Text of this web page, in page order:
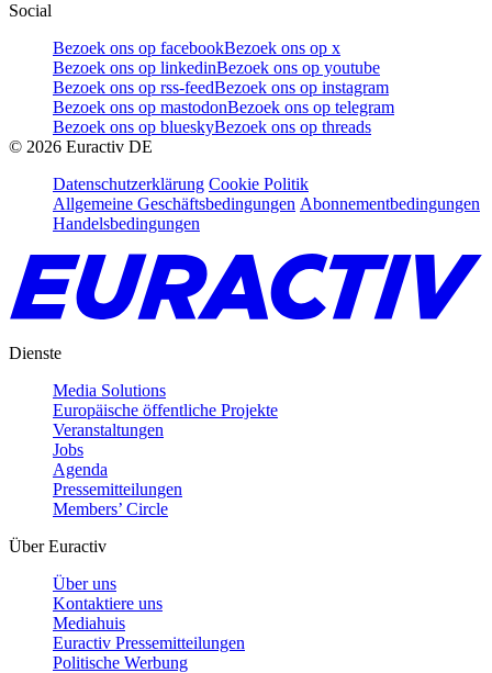
Social
Bezoek ons op facebookBezoek ons op x
Bezoek ons op linkedinBezoek ons op youtube
Bezoek ons op rss-feedBezoek ons op instagram
Bezoek ons op mastodonBezoek ons op telegram
Bezoek ons op blueskyBezoek ons op threads
© 2026 Euractiv DE
Datenschutzerklärung Cookie Politik
Allgemeine Geschäftsbedingungen Abonnementbedingungen
Handelsbedingungen
Dienste
Media Solutions
Europäische öffentliche Projekte
Veranstaltungen
Jobs
Agenda
Pressemitteilungen
Members’ Circle
Über Euractiv
Über uns
Kontaktiere uns
Mediahuis
Euractiv Pressemitteilungen
Politische Werbung